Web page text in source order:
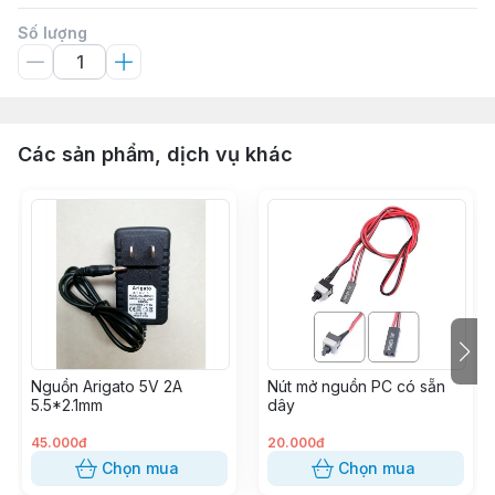
Số lượng
Các sản phẩm, dịch vụ khác
Nguồn Arigato 5V 2A
5.5*2.1mm
45.000đ
Chọn mua
Nút mở nguồn PC có sẵn
dây
20.000đ
Chọn mua